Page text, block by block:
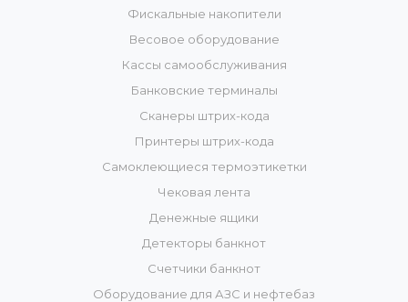
Фискальные накопители
Весовое оборудование
Кассы самообслуживания
Банковские терминалы
Сканеры штрих-кода
Принтеры штрих-кода
Самоклеющиеся термоэтикетки
Чековая лента
Денежные ящики
Детекторы банкнот
Счетчики банкнот
Оборудование для АЗС и нефтебаз